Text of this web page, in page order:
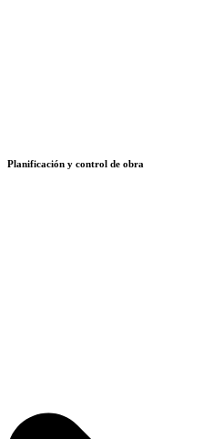
Planificación y control de obra